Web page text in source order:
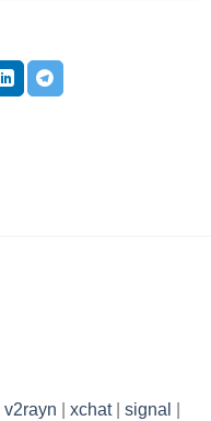
v2rayn xchat| signal